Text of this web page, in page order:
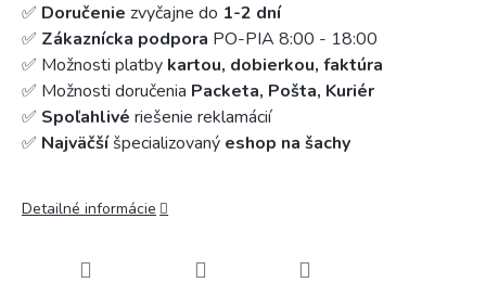
✅ Doručenie zvyčajne do 1-2 dní
✅ Zákaznícka podpora PO-PIA 8:00 - 18:00
✅ Možnosti platby kartou, dobierkou, faktúra
✅ Možnosti doručenia Packeta, Pošta, Kuriér
✅ Spoľahlivé riešenie reklamácií
✅ Najväčšíšpecializovaný eshop na šachy
Detailné informácie